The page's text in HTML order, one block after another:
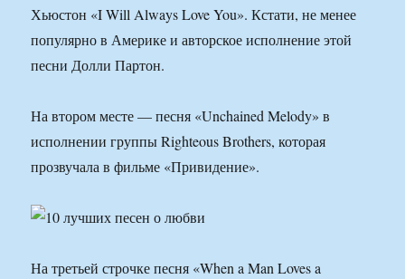
Хьюстон «I Will Always Love You». Кстати, не менее
популярно в Америке и авторское исполнение этой
песни Долли Партон.
На втором месте — песня «Unchained Melody» в
исполнении группы Righteous Brothers, которая
прозвучала в фильме «Привидение».
На третьей строчке песня «When a Man Loves a